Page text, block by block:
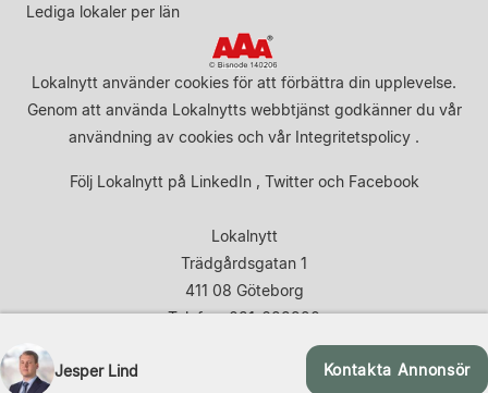
Jesper Lind Kontakta Annonsör
Lediga lokaler per län
Lokalnytt använder cookies för att förbättra din upplevelse.
Genom att använda Lokalnytts webbtjänst godkänner du vår
användning av cookies och vår Integritetspolicy .
Följ Lokalnytt på LinkedIn, Twitteroch Facebook
Lokalnytt
Trädgårdsgatan 1
411 08 Göteborg
Telefon: 031-683920